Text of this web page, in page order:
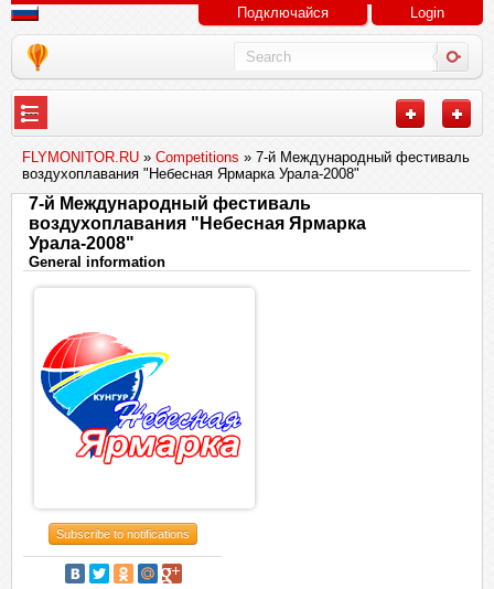
Подключайся Login
---
FLYMONITOR.RU » Competitions » 7-й Международный фестиваль
воздухоплавания "Небесная Ярмарка Урала-2008"
7-й Международный фестиваль
воздухоплавания "Небесная Ярмарка
Урала-2008"
General information
Subscribe to notifications